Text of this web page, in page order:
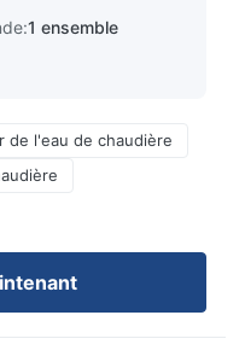
1 ensemble
de l'eau de chaudière